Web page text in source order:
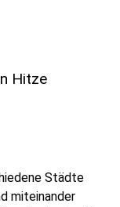
Hitze
Städte
miteinander